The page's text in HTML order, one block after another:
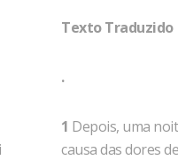
Texto Traduzido
.
1 Depois, uma
causa das dores